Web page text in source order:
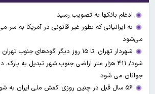
ادغام بانکها به تصویب رسید
به ایرانیانی که بطور غیر قانونی در آمریکا به سر
می‌شود
شهردار تهران: تا ۱۵ روز دیگر گودهای
شود/ ۴۱۱ هزار متر اراضی جنوب شهر تبدیل به
جوانان می شود
۵۶ سال قبل در چنین روزی؛ کفش ملی ایران به شوروی صادر شد